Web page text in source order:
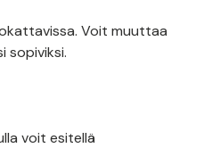
Voit muuttaa
sopiviksi.
voit esitellä